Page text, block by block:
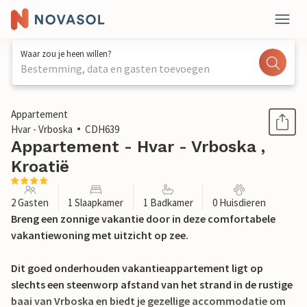
Waar zou je heen willen?
Bestemming, data en gasten toevoegen
1 / 21
Appartement
Hvar - Vrboska
CDH639
Appartement - Hvar - Vrboska ,
Kroatië
2 Gasten 1 Slaapkamer 1 Badkamer 0 Huisdieren
Breng een zonnige vakantie door in deze comfortabele
vakantiewoning met uitzicht op zee.
Dit goed onderhouden vakantieappartement ligt op
slechts een steenworp afstand van het strand in de rustige
baai van Vrboska en biedt je gezellige accommodatie om